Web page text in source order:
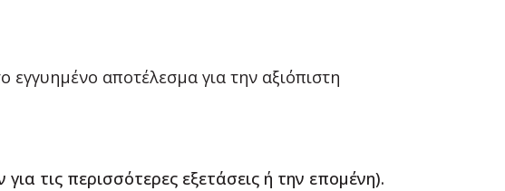
αποτέλεσμα για την αξιόπιστη
τις περισσότερες εξετάσεις ή την επομένη).